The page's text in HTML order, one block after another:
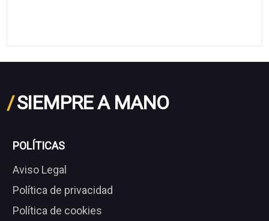
/SIEMPRE A MANO
POLÍTICAS
Aviso Legal
Política de privacidad
Política de cookies